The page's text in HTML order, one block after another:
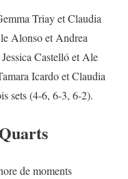
Triay et Claudia
Alonso et Andrea
Castelló et Ale
Icardo et Claudia
sets (4-6, 6-3, 6-2).
de moments